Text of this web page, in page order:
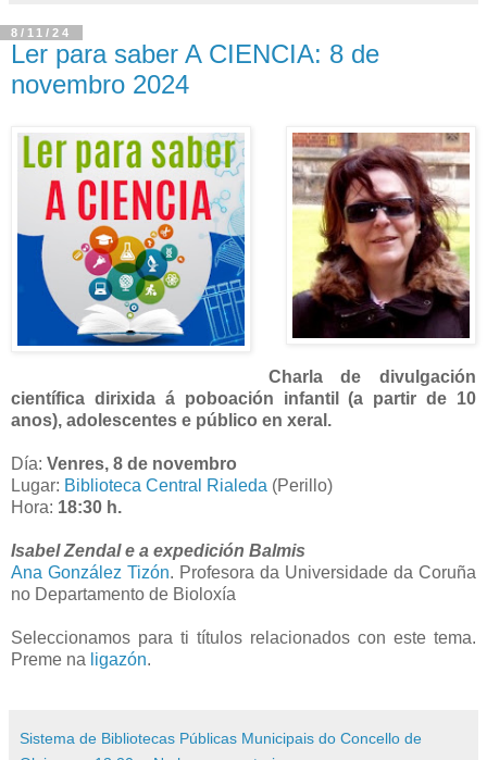
8/11/24
Ler para saber A CIENCIA: 8 de
novembro 2024
Charla de divulgación
científica dirixida á poboación infantil (a partir de 10
anos), adolescentes e público en xeral.
Día: Venres, 8 de novembro
Lugar: Biblioteca Central Rialeda (Perillo)
Hora: 18:30 h.
Isabel Zendal e a expedición Balmis
Ana González Tizón. Profesora da Universidade da Coruña
no Departamento de Bioloxía
Seleccionamos para ti títulos relacionados con este tema.
Preme na ligazón.
Sistema de Bibliotecas Públicas Municipais do Concello de